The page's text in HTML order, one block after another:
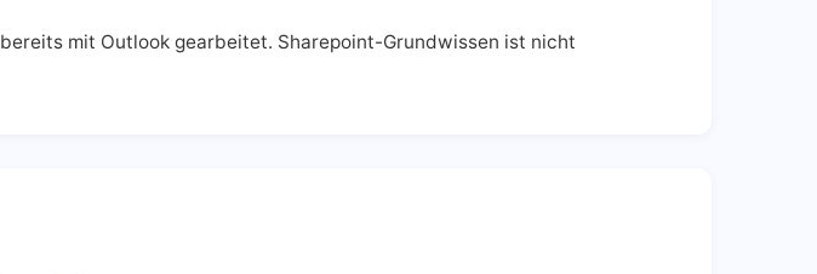
mit Outlook gearbeitet. Sharepoint-Grundwissen ist nicht